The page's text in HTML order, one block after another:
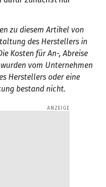
zu diesem Artikel von
des Herstellers in
Kosten für An-, Abreise
vom Unternehmen
Herstellers oder eine
bestand nicht.